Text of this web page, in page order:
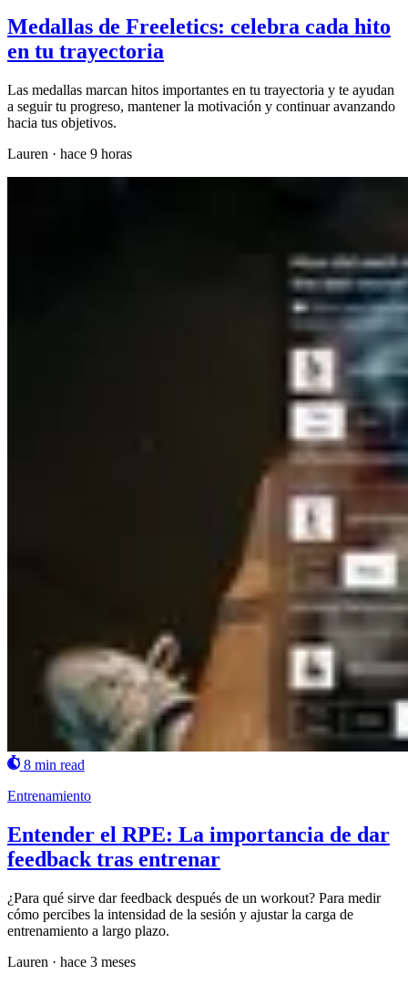
Medallas de Freeletics: celebra cada hito
en tu trayectoria
Las medallas marcan hitos importantes en tu trayectoria y te ayudan
a seguir tu progreso, mantener la motivación y continuar avanzando
hacia tus objetivos.
Lauren · hace 9 horas
8 min read
Entrenamiento
Entender el RPE: La importancia de dar
feedback tras entrenar
¿Para qué sirve dar feedback después de un workout? Para medir
cómo percibes la intensidad de la sesión y ajustar la carga de
entrenamiento a largo plazo.
Lauren · hace 3 meses